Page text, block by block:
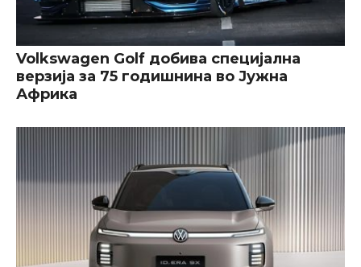
Volkswagen Golf добива специјална
верзија за 75 годишнина во Јужна
Африка